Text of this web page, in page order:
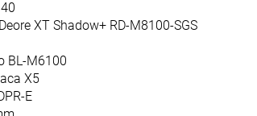
XT Shadow+ RD-M8100-SGS
BL-M6100
X5
E